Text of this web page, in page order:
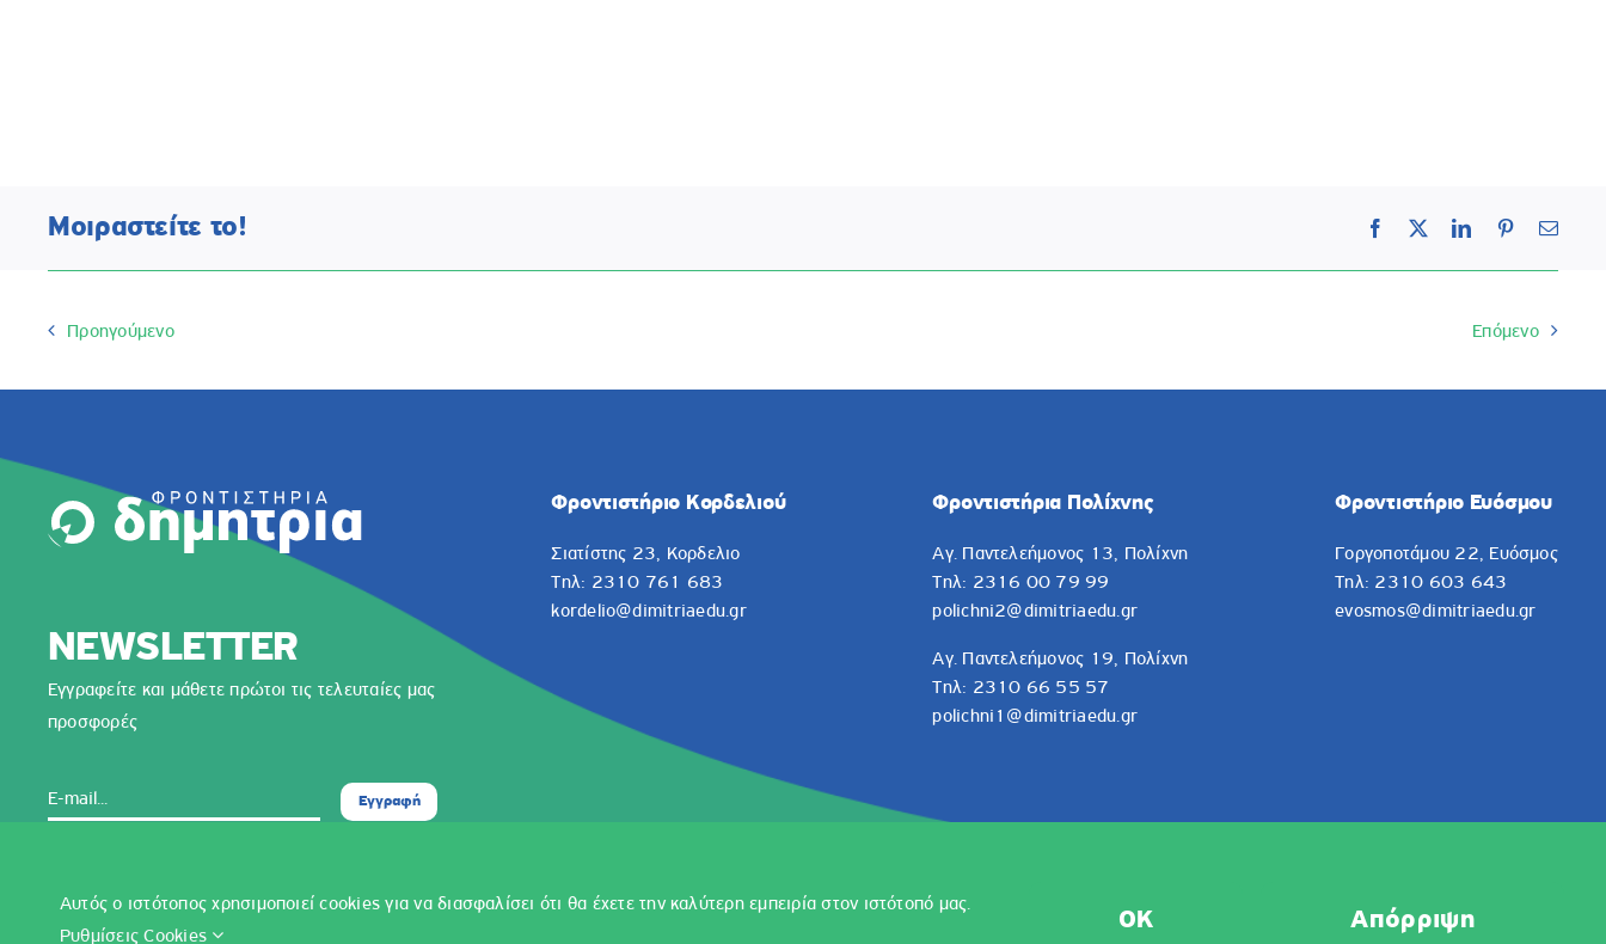
Προηγούμενο Επόμενο
Μοιραστείτε το! Facebook LinkedInPinterestEmail
NEWSLETTER
Εγγραφείτε και μάθετε πρώτοι τις τελευταίες μας
προσφορές
Εγγραφή
Φροντιστήριο Κορδελιού
Σιατίστης 23, Κορδελιο
Τηλ: 2310 761 683
kordelio@dimitriaedu.gr
Φροντιστήρια Πολίχνης
Αγ. Παντελεήμονος 13, Πολίχνη
Τηλ: 2316 00 79 99
polichni2@dimitriaedu.gr
Αγ. Παντελεήμονος 19, Πολίχνη
Τηλ: 2310 66 55 57
polichni1@dimitriaedu.gr
Φροντιστήριο Ευόσμου
Γοργοποτάμου 22, Ευόσμος
Τηλ: 2310 603 643
evosmos@dimitriaedu.gr
Αυτός ο ιστότοπος χρησιμοποιεί cookies για να διασφαλίσει ότι θα έχετε την καλύτερη εμπειρία στον ιστότοπό μας.
Ρυθμίσεις Cookies
OK Απόρριψη